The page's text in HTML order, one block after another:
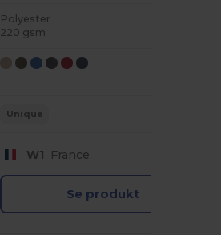
Polyester
220 gsm
Unique
W1 France
Se produkt